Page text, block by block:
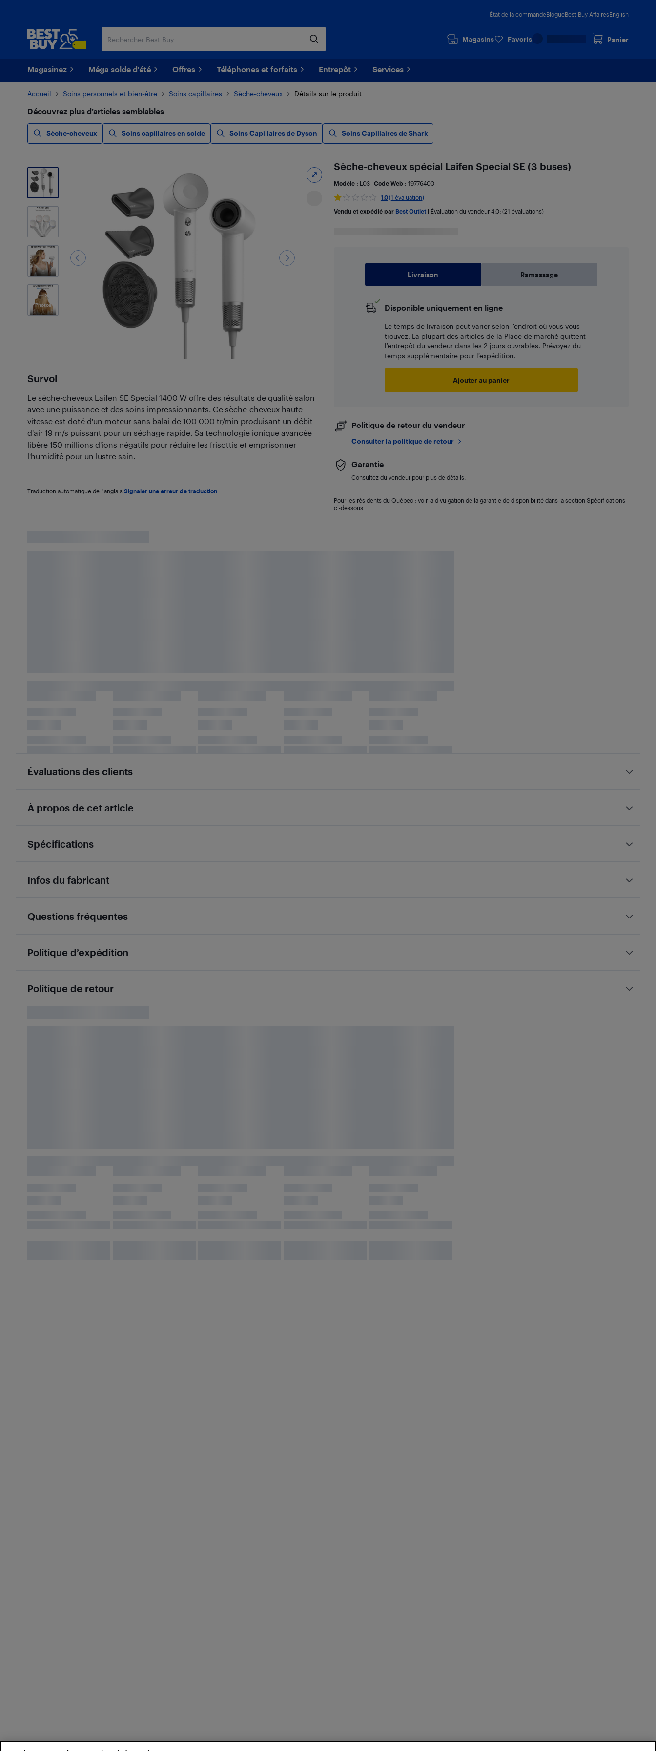
État de la commandeBlogueBest Buy AffairesEnglish
Magasins Favoris Panier
Magasinez Méga solde d'été Offres Téléphones et forfaits Entrepôt Services
Accueil Soins personnels et bien-être Soins capillaires Sèche-cheveux Détails sur le produit
Découvrez plus d’articles semblables
Sèche-cheveux Soins capillaires en solde Soins Capillaires de Dyson Soins Capillaires de Shark
3
Photos
Survol
Le sèche-cheveux Laifen SE Special 1400 W offre des résultats de qualité salon
avec une puissance et des soins impressionnants. Ce sèche-cheveux haute
vitesse est doté d'un moteur sans balai de 100 000 tr/min produisant un débit
d'air 19 m/s puissant pour un séchage rapide. Sa technologie ionique avancée
libère 150 millions d'ions négatifs pour réduire les frisottis et emprisonner
l'humidité pour un lustre sain.
Traduction automatique de l'anglais. Signaler une erreur de traduction
Sèche-cheveux spécial Laifen Special SE (3 buses)
Modèle : L03 Code Web : 19776400
1.0(1 évaluation)
Vendu et expédié par Best Outlet| Évaluation du vendeur 4,0; (21 évaluations)
Livraison Ramassage
Disponible uniquement en ligne
Le temps de livraison peut varier selon l'endroit où vous vous
trouvez. La plupart des articles de la Place de marché quittent
l’entrepôt du vendeur dans les 2 jours ouvrables. Prévoyez du
temps supplémentaire pour l’expédition.
Ajouter au panier
Politique de retour du vendeur
Consulter la politique de retour
Garantie
Consultez du vendeur pour plus de détails.
Pour les résidents du Québec : voir la divulgation de la garantie de disponibilité dans la section Spécifications
ci-dessous.
Évaluations des clients
À propos de cet article
Spécifications
Infos du fabricant
Questions fréquentes
Politique d’expédition
Politique de retour